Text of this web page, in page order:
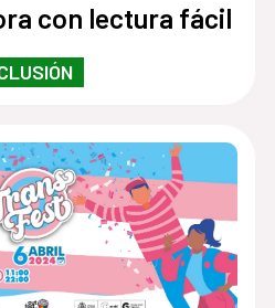
con lectura fácil